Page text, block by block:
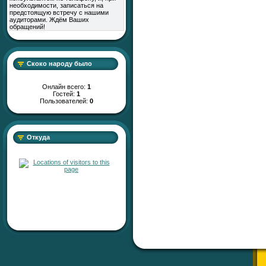
необходимости, записаться на
предстоящую встречу с нашими
аудиторами. Ждём Ваших
обращений!
Скоко народу было
Онлайн всего: 1
Гостей: 1
Пользователей: 0
Откуда